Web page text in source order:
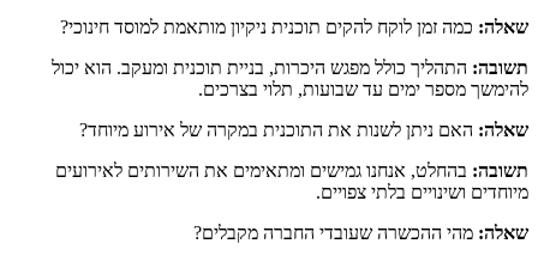
שאלה: כמה זמן לוקח להקים תוכנית ניקיון מותאמת למוסד חינוכי?
תשובה: התהליך כולל מפגש היכרות, בניית תוכנית ומעקב. הוא יכול
להימשך מספר ימים עד שבועות, תלוי בצרכים.
שאלה: האם ניתן לשנות את התוכנית במקרה של אירוע מיוחד?
תשובה: בהחלט, אנחנו גמישים ומתאימים את השירותים לאירועים
מיוחדים ושינויים בלתי צפויים.
שאלה: מהי ההכשרה שעובדי החברה מקבלים?